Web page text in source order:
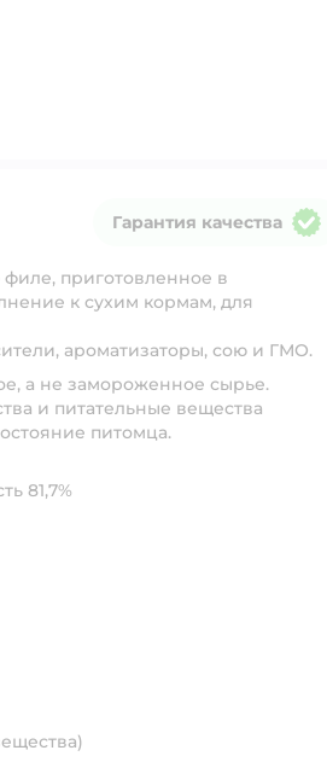
Гарантия качества
приготовленное в
к сухим кормам, для
ароматизаторы, сою и ГМО.
а не замороженное сырье.
и питательные вещества
питомца.
81,7%